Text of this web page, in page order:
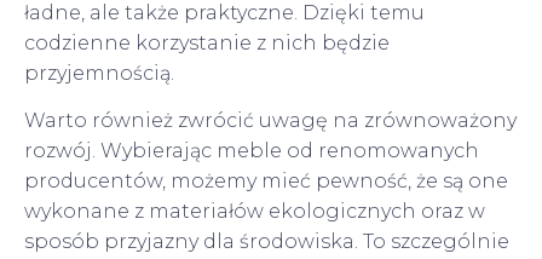
ładne, ale także praktyczne. Dzięki temu
codzienne korzystanie z nich będzie
przyjemnością.
Warto również zwrócić uwagę na zrównoważony
rozwój. Wybierając meble od renomowanych
producentów, możemy mieć pewność, że są one
wykonane z materiałów ekologicznych oraz w
sposób przyjazny dla środowiska. To szczególnie